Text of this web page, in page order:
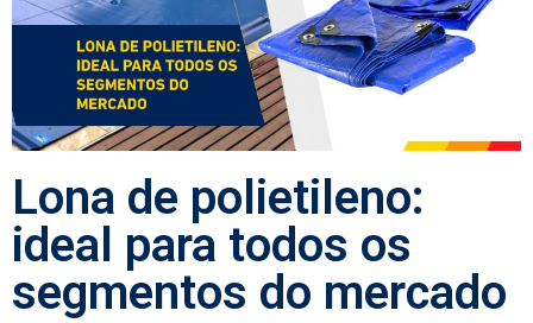
Lona de polietileno:
ideal para todos os
segmentos do mercado